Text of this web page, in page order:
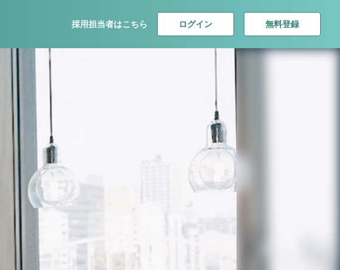
採用担当者はこちら ログイン 無料登録